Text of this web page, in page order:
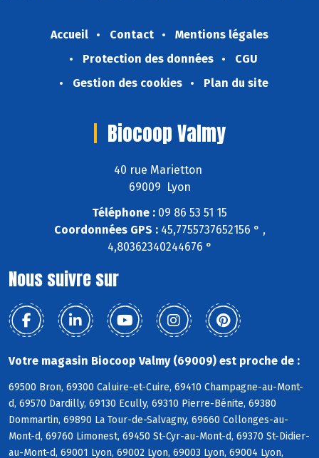
Accueil Contact
Mentions légales
Protection des données
CGU
Gestion des cookies
Plan du site
Biocoop Valmy
40 rue Marietton
69009 Lyon
Téléphone : 09 86 53 51 15
Coordonnées GPS :45,7755737652156 ° ,
4,80362340244676 °
Nous suivre sur
Votre magasin Biocoop Valmy (69009) est proche de :
69500 Bron, 69300 Caluire-et-Cuire, 69410 Champagne-au-Mont-
d, 69570 Dardilly, 69130 Ecully, 69310 Pierre-Bénite, 69380
Dommartin, 69890 La Tour-de-Salvagny, 69660 Collonges-au-
Mont-d, 69760 Limonest, 69450 St-Cyr-au-Mont-d, 69370 St-Didier-
au-Mont-d, 69001 Lyon, 69002 Lyon, 69003 Lyon, 69004 Lyon,